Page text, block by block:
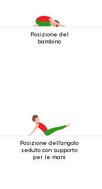
Posizione del
bambino
Posizione dell'angolo
seduto con supporto
per le mani